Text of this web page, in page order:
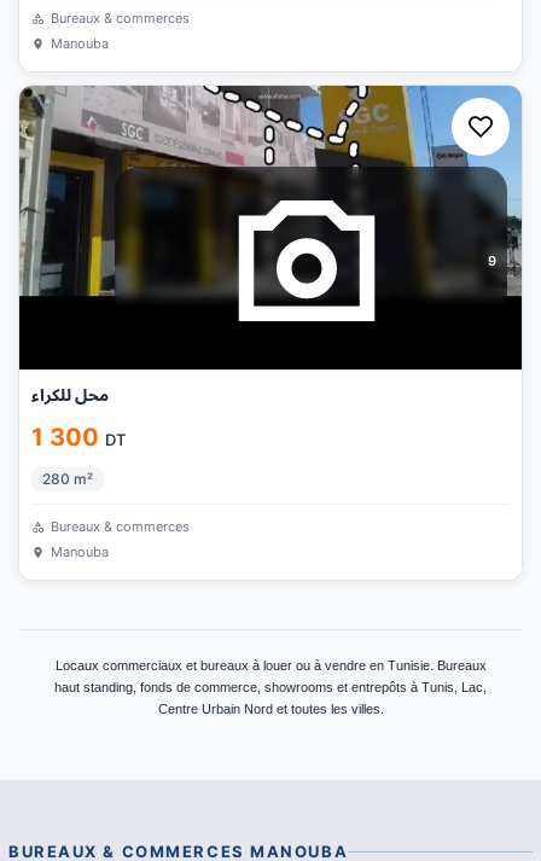
Bureaux & commerces
Manouba
9
محل للكراء
1 300 DT
280 m²
Bureaux & commerces
Manouba
Locaux commerciaux et bureaux à louer ou à vendre en Tunisie. Bureaux
haut standing, fonds de commerce, showrooms et entrepôts à Tunis, Lac,
Centre Urbain Nord et toutes les villes.
BUREAUX & COMMERCES MANOUBA